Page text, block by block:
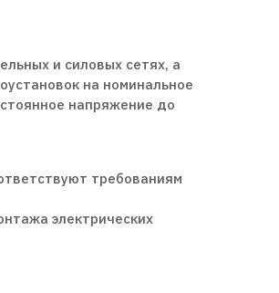
и силовых сетях, а
на номинальное
напряжение до
требованиям
электрических